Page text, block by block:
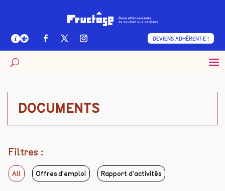
DEVIENS ADHÉRENT·E !
DOCUMENTS
Filtres :
All Offres d'emploi Rapport d'activités